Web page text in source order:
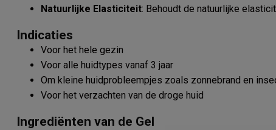
Natuurlijke Elasticiteit: Behoudt de natuurlijke
Indicaties
Voor het hele gezin
Voor alle huidtypes vanaf 3 jaar
Om kleine huidprobleempjes zoals zonnebrand en
Voor het verzachten van de droge huid
Ingrediënten van de Gel